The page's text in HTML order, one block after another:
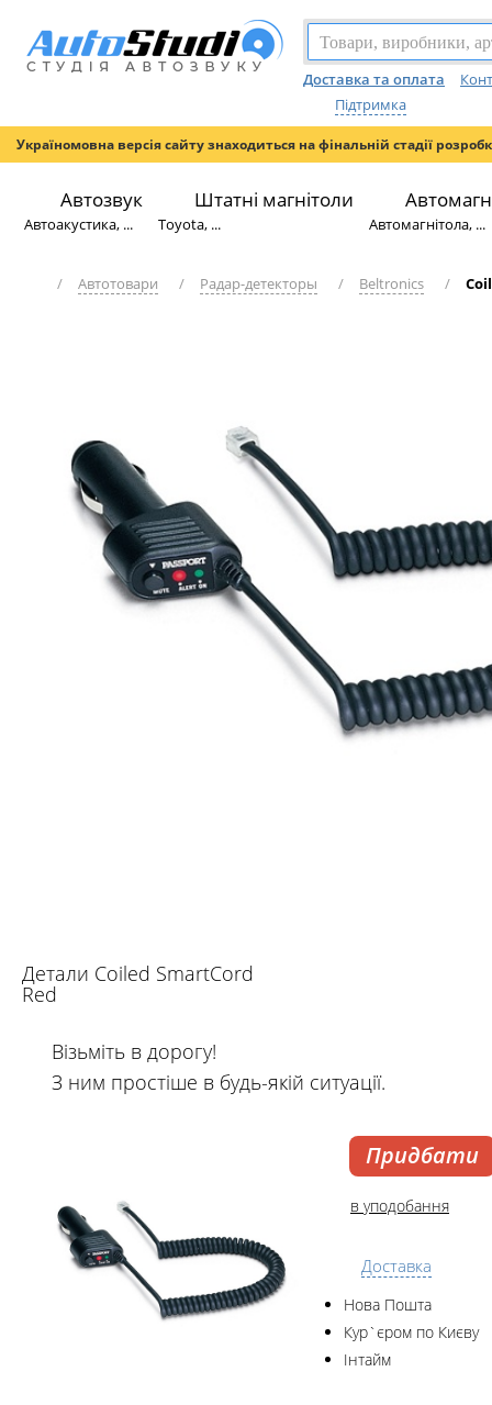
Доставка та оплата
Підтримка
Україномовна версія сайту знаходиться на фінальній стадії
Автозвук
Автоакустика, ...
Штатні магнітоли
Toyota, ... Автомагнітола, ...
/ Автотовари / Радар-детекторы / Beltronics /
Детали Coiled SmartCord
Red
Візьміть в дорогу!
З ним простіше в будь-якій ситуації.
Придбати
в уподобання
Доставка
Нова Пошта
Кур`єром по Києву
Інтайм